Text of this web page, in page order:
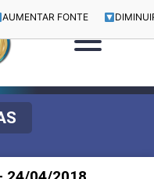
AUMENTAR FONTE